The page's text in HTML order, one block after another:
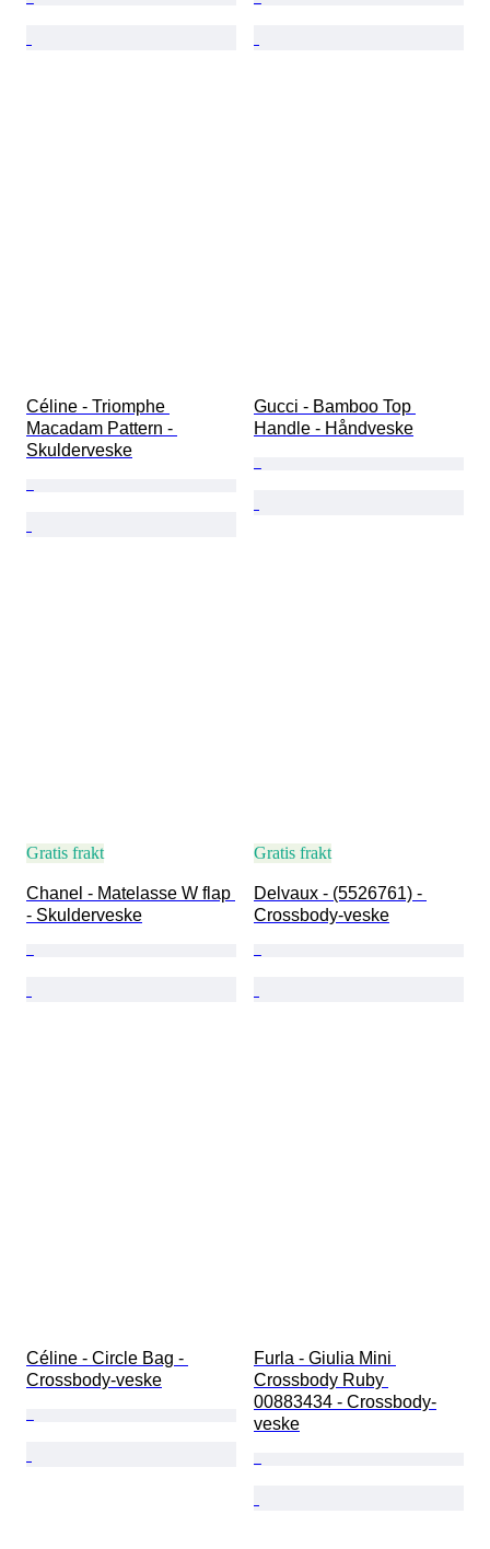
Céline - Triomphe
Macadam Pattern -
Skulderveske
Gucci - Bamboo Top
Handle - Håndveske
Gratis frakt
Chanel - Matelasse W flap
- Skulderveske
Gratis frakt
Delvaux - (5526761) -
Crossbody-veske
Céline - Circle Bag -
Crossbody-veske
Furla - Giulia Mini
Crossbody Ruby
00883434 - Crossbody-
veske